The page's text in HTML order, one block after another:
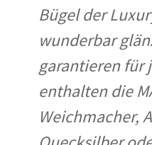
Bügel der
wunderbar
garantieren für
enthalten die
Weichmacher,